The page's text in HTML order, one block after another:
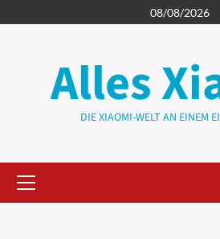
Inhalt
08/08/2026
Alles
DIE XIAOMI-WELT AN EINEM
Menü